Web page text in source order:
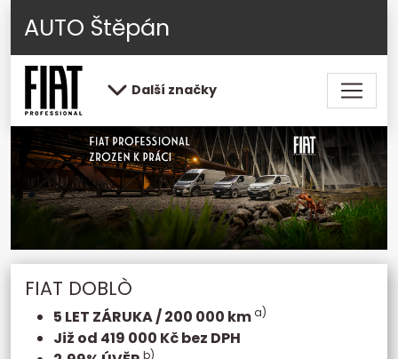
AUTO Štěpán
Další značky
FIAT DOBLÒ
5 LET ZÁRUKA / 200 000 kma)
Již od 419 000 Kč bez DPH
b)